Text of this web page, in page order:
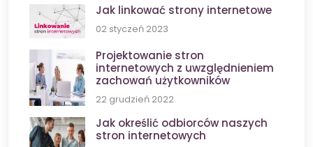
Jak linkować strony internetowe
02 styczeń 2023
Projektowanie stron
internetowych z uwzględnieniem
zachowań użytkowników
22 grudzień 2022
Jak określić odbiorców naszych
stron internetowych